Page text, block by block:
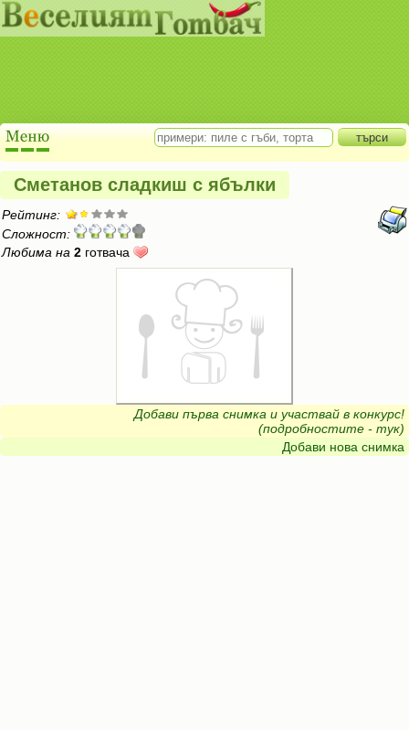
Сметанов сладкиш с ябълки
Рейтинг:
Сложност:
Любима на 2 готвача
Добави първа снимка и участвай в конкурс!
(подробностите - тук)
Добави нова снимка